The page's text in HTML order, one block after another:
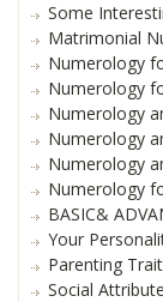
Some
Matrimonial
Numerology
Numerology
Numerology
Numerology
Numerology
Numerology
BASIC&
Your
Parenting
Social